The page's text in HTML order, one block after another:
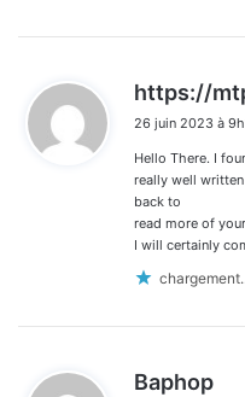
https://
26 juin 2023 à
Hello There. I
really well
back to
read more of
I will certainly
Baphop